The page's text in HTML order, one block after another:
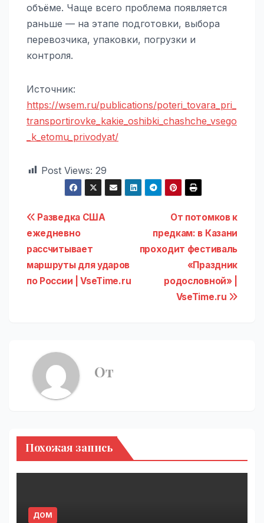
объёме. Чаще всего проблема появляется
раньше — на этапе подготовки, выбора
перевозчика, упаковки, погрузки и
контроля.
Источник:
https://wsem.ru/publications/poteri_tovara_pri_
transportirovke_kakie_oshibki_chashche_vsego
_k_etomu_privodyat/
Post Views: 29
Навигация
по
записям
От потомков к
предкам: в Казани
проходит фестиваль
«Праздник
родословной» |
VseTime.ru
Разведка США
ежедневно
рассчитывает
маршруты для ударов
по России | VseTime.ru
От
Похожая запись
ДОМ